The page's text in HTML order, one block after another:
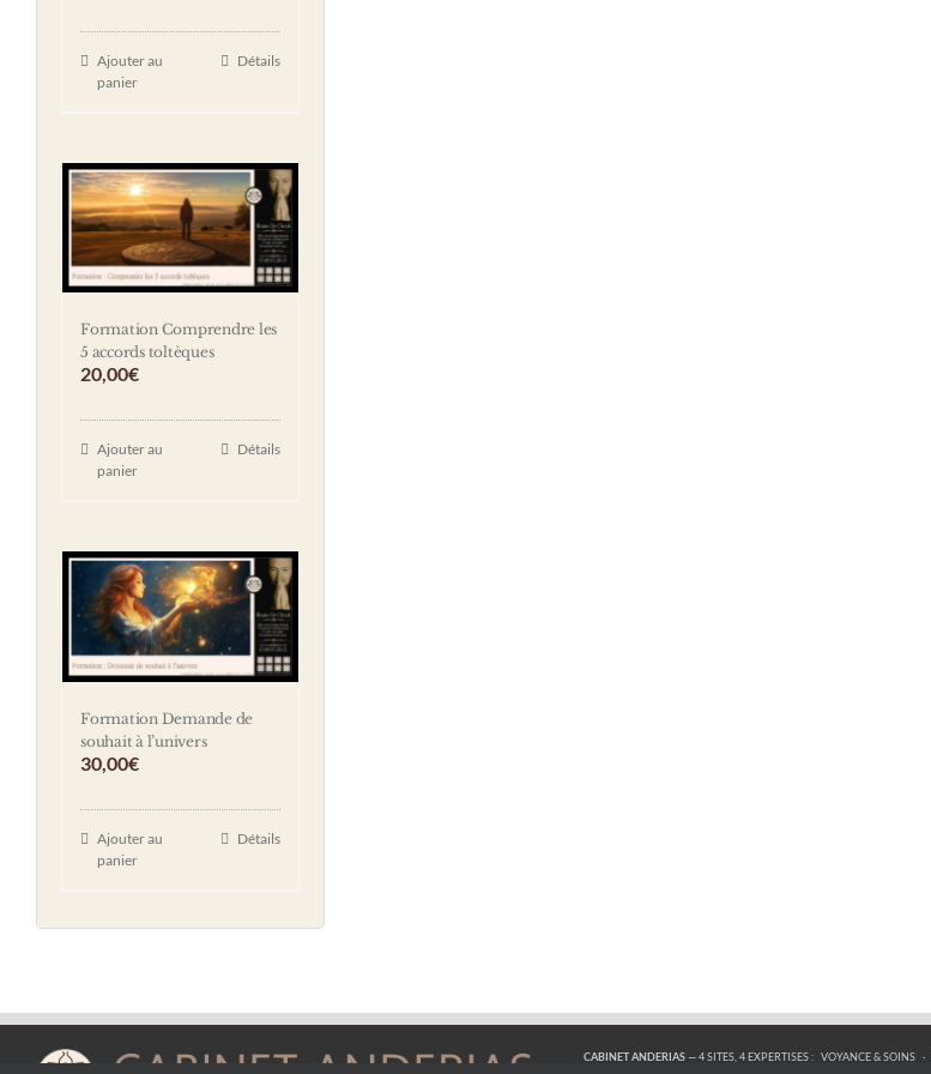
Ajouter au
panier
Détails
Formation Comprendre les
5 accords toltèques
20,00€
Ajouter au
panier
Détails
Formation Demande de
souhait à l’univers
30,00€
Ajouter au
panier
Détails
CABINET ANDERIAS— 4 SITES, 4 EXPERTISES : VOYANCE & SOINS ·